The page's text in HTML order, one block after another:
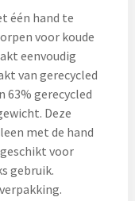
één hand te
voor koude
eenvoudig
van gerecycled
63% gerecycled
Deze
met de hand
voor
gebruik.